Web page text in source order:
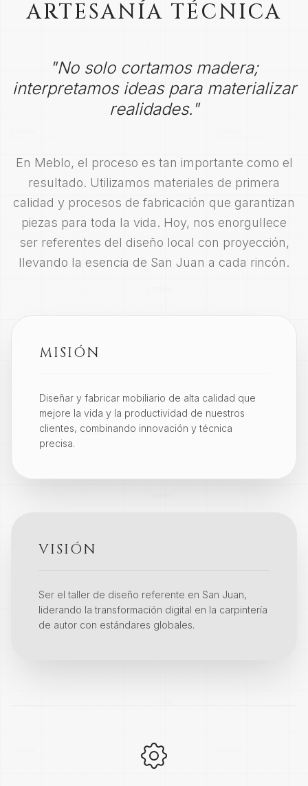
ARTESANÍA TÉCNICA
"No solo cortamos madera;
interpretamos ideas para materializar
realidades."
En Meblo, el proceso es tan importante como el
resultado. Utilizamos materiales de primera
calidad y procesos de fabricación que garantizan
piezas para toda la vida. Hoy, nos enorgullece
ser referentes del diseño local con proyección,
llevando la esencia de San Juan a cada rincón.
MISIÓN
Diseñar y fabricar mobiliario de alta calidad que
mejore la vida y la productividad de nuestros
clientes, combinando innovación y técnica
precisa.
VISIÓN
Ser el taller de diseño referente en San Juan,
liderando la transformación digital en la carpintería
de autor con estándares globales.